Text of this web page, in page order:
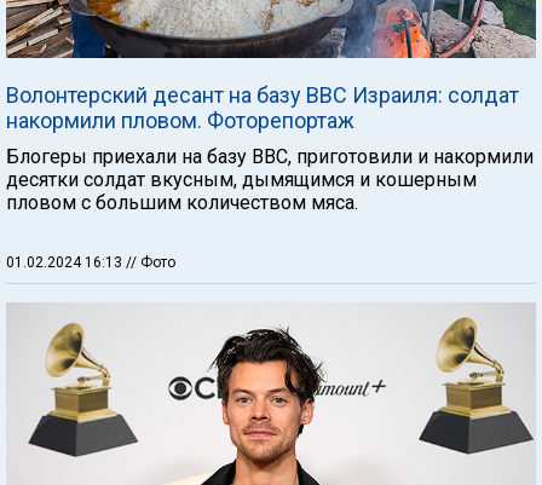
Волонтерский десант на базу ВВС Израиля: солдат
накормили пловом. Фоторепортаж
Блогеры приехали на базу ВВС, приготовили и накормили
десятки солдат вкусным, дымящимся и кошерным
пловом с большим количеством мяса.
01.02.2024 16:13 // Фото